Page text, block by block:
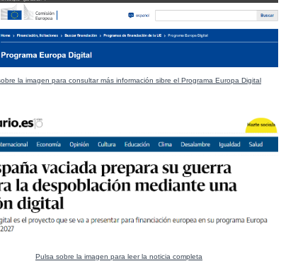
la imagen para consultar más información sibre el Programa Europa Digital
Pulsa sobre la imagen para leer la noticia completa